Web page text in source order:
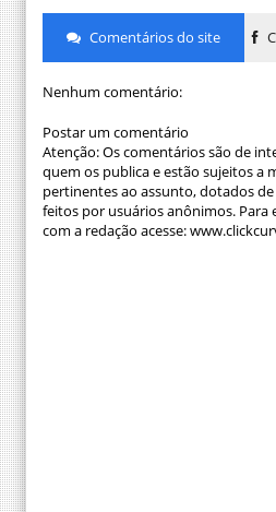
Comentários do site
Nenhum comentário:
Postar um comentário
Atenção: Os comentários são de
quem os publica e estão sujeitos a
pertinentes ao assunto, dotados
feitos por usuários anônimos.
com a redação acesse: